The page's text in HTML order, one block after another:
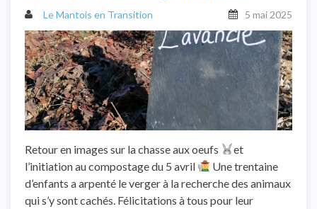
Le Mantois en Transition 5 mai 2025
Retour en images sur la chasse aux oeufs
et
l’initiation au compostage du 5 avril
Une trentaine
d’enfants a arpenté le verger à la recherche des animaux
qui s’y sont cachés. Félicitations à tous pour leur